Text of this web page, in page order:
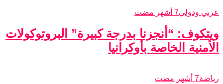
عربي ودولي7 أشهر مضت
ويتكوف: “أنجزنا بدرجة كبيرة” البروتوكولات
الأمنية الخاصة بأوكرانيا
رياضة7 أشهر مضت